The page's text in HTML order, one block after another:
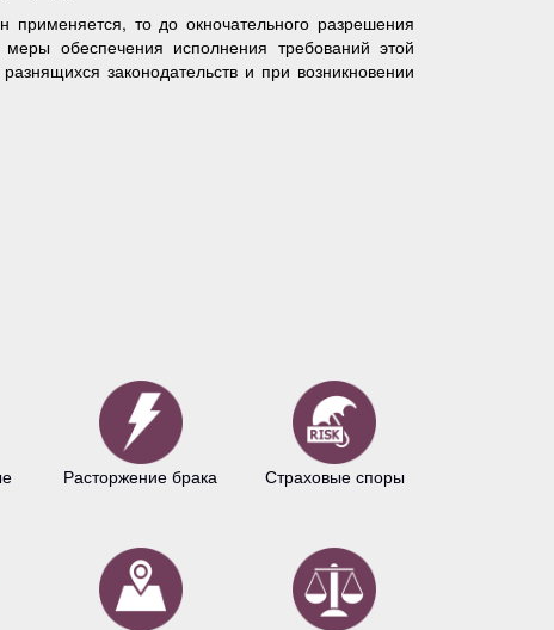
то до окночательного разрешения
обеспечения исполнения требований этой
законодательств и при возникновении
Расторжение брака Страховые споры